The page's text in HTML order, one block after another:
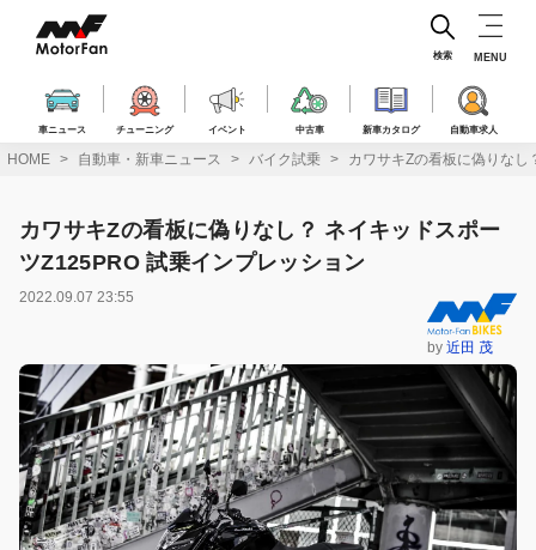
ス
車ニュース チューニング イベント 中古車 新車カタログ 自動車求人
検索 MENU
HOME 自動車・新車ニュース バイク試乗 カワサキZの看板に偽りな
カワサキZの看板に偽りなし？ ネイキッドスポー
ツZ125PRO 試乗インプレッション
2022.09.07 23:55
by近田 茂